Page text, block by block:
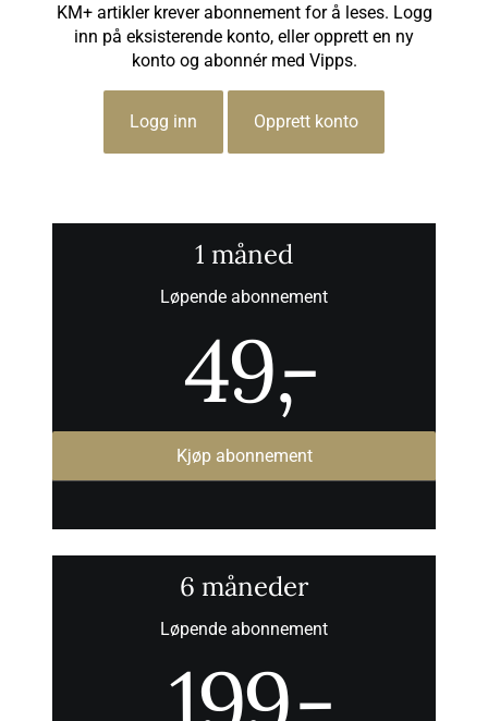
KM+ artikler krever abonnement for å leses. Logg
inn på eksisterende konto, eller opprett en ny
konto og abonnér med Vipps.
Logg inn Opprett konto
1 måned
Løpende abonnement
49,-
Kjøp abonnement
6 måneder
Løpende abonnement